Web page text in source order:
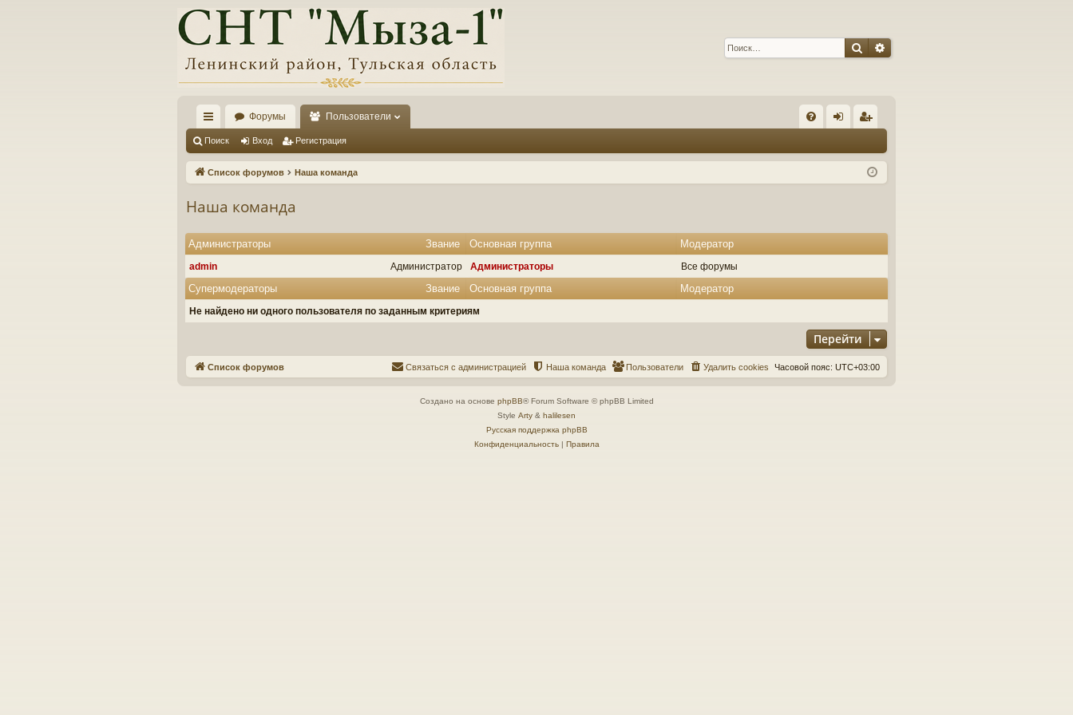
ПоискРасширенный поиск
с
ы
и
Форумы Пользователи
Q д ис
ия
Поиск Вход Регистрация
Список форумов Наша команда
Наша команда
Звание
Администраторы Основная группа Модератор
Администратор
admin Администраторы Все форумы
Звание
Супермодераторы Основная группа Модератор
Не найдено ни одного пользователя по заданным критериям
Перейти
Список форумов Часовой пояс: UTC+03:00
Удалить cookies
Пользователи
Наша команда
Связаться с администрацией
Создано на основе phpBB® Forum Software © phpBB Limited
Style Arty & halilesen
Русская поддержка phpBB
Конфиденциальность| Правила